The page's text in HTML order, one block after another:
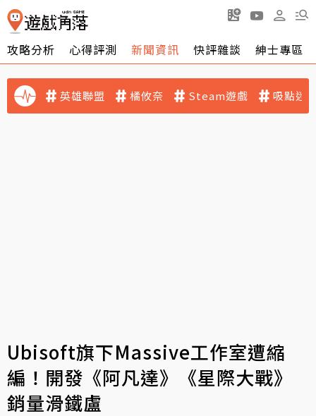
攻略分析 心得評測 新聞資訊 快評雜談 紳士專區
英雄聯盟 橘攸奈 Steam遊戲 吸點迷
Ubisoft旗下Massive工作室遭縮
編！開發《阿凡達》《星際大戰》
銷量滑鐵盧